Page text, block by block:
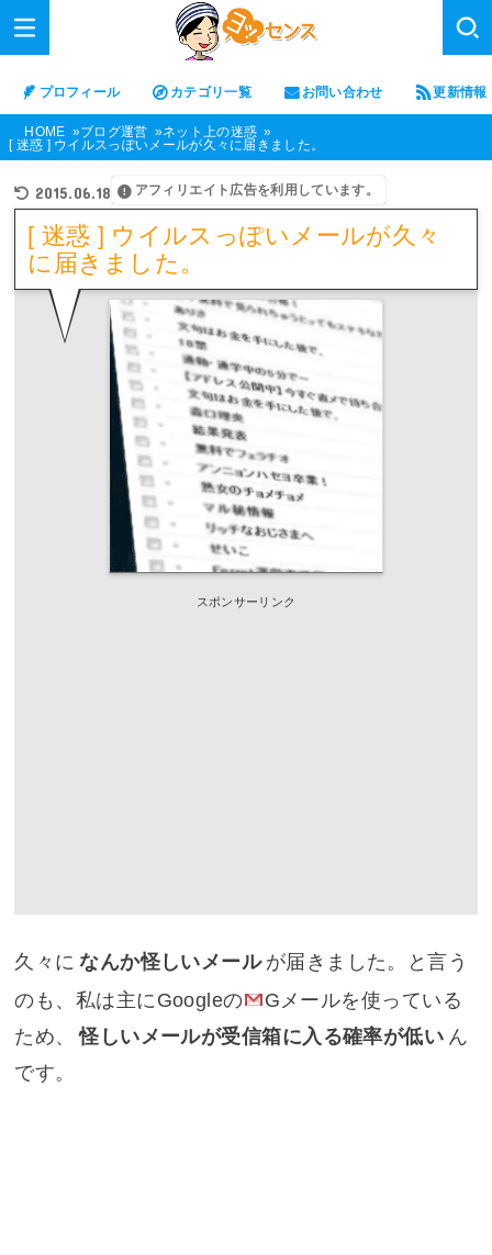
プロフィール カテゴリ一覧 お問い合わせ 更新情報
HOME ブログ運営
ネット上の迷惑
[ 迷惑 ] ウイルスっぽいメールが久々に届きました。
2015.06.18 アフィリエイト広告を利用しています。
[ 迷惑 ] ウイルスっぽいメールが久々
に届きました。
スポンサーリンク
久々に なんか怪しいメール が届きました。と言う
のも、私は主にGoogleの
Gメールを使っている
ため、
怪しいメールが受信箱に入る確率が低い ん
です。